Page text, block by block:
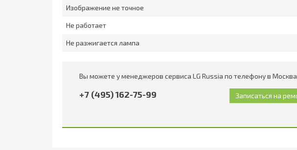
Изображение не точное
Не работает
Не разжигается лампа
Вы можете у менеджеров сервиса LG Russia по телефону в Москва
+7 (495) 162-75-99